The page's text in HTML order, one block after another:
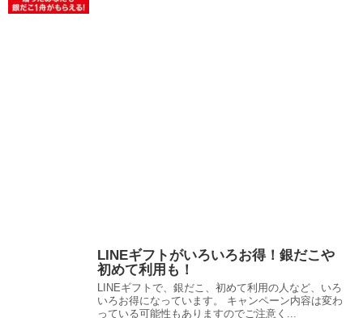
LINEギフトがいろいろお得！銀だこや
初めて利用も！
LINEギフトで、銀だこ、初めて利用の人など、いろ
いろお得になっています。 キャンペーン内容は変わ
っている可能性もありますのでご注意く...